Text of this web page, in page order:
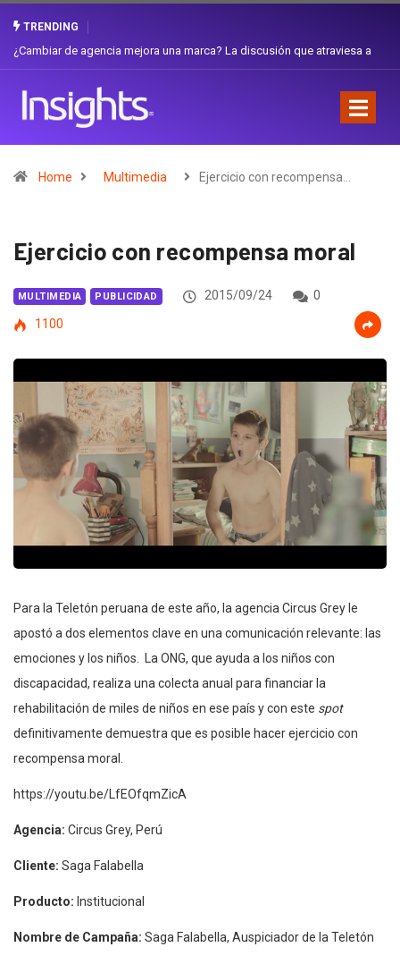
TRENDING
Gabriela Herrera y el arte de cambiarse el sombrero en Corporación
Home Multimedia Ejercicio con recompensa…
Ejercicio con recompensa moral
MULTIMEDIA PUBLICIDAD 2015/09/24
0
1100
Para la Teletón peruana de este año, la agencia Circus Grey le
apostó a dos elementos clave en una comunicación relevante: las
emociones y los niños. La ONG, que ayuda a los niños con
discapacidad, realiza una colecta anual para financiar la
rehabilitación de miles de niños en ese país y con este spot
definitivamente demuestra que es posible hacer ejercicio con
recompensa moral.
https://youtu.be/LfEOfqmZicA
Agencia: Circus Grey, Perú
Cliente: Saga Falabella
Producto: Institucional
Nombre de Campaña: Saga Falabella, Auspiciador de la Teletón